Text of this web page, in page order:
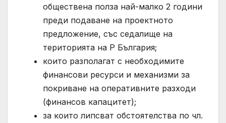
обществена полза най-малко 2 години
преди подаване на проектното
предложение, със седалище на
територията на Р България;
които разполагат с необходимите
финансови ресурси и механизми за
покриване на оперативните разходи
(финансов капацитет);
за които липсват обстоятелства по чл.